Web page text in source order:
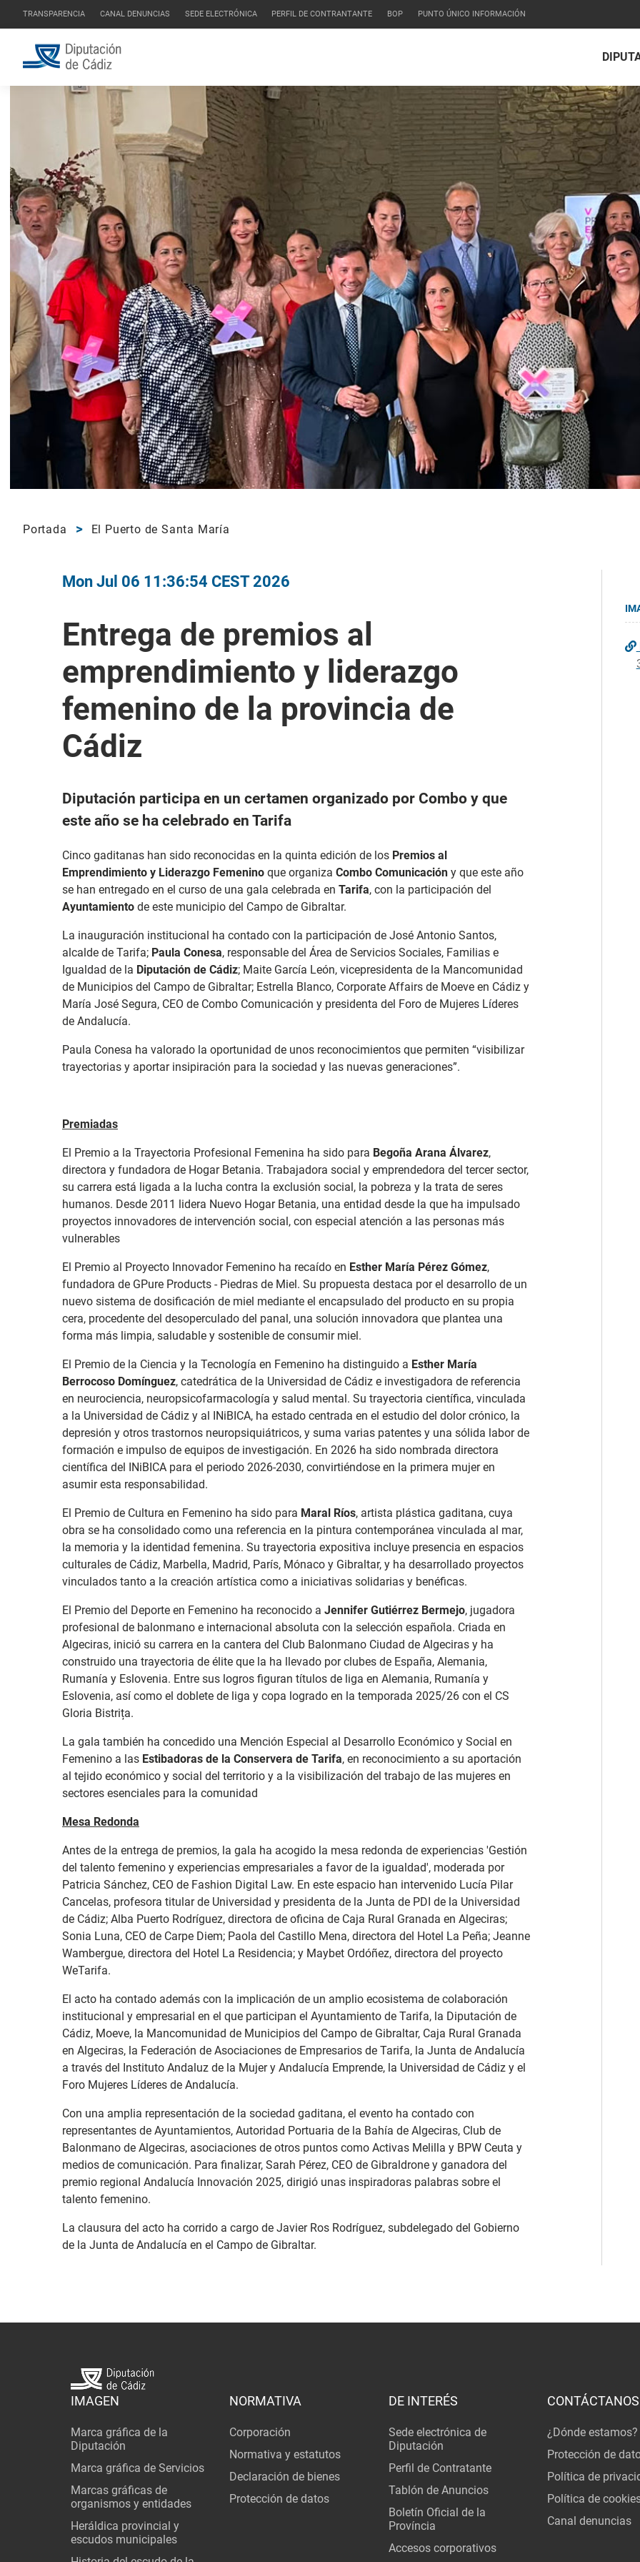
TRANSPARENCIA CANAL DENUNCIAS SEDE ELECTRÓNICA PERFIL DE CONTRANTANTE BOP PUNTO ÚNICO INFORMACIÓN
Portada El Puerto de Santa María
Mon Jul 06 11:36:54 CEST 2026
Entrega de premios al
emprendimiento y liderazgo
femenino de la provincia de
Cádiz
Diputación participa en un certamen organizado por Combo y que
este año se ha celebrado en Tarifa
Cinco gaditanas han sido reconocidas en la quinta edición de los Premios al
Emprendimiento y Liderazgo Femenino que organiza Combo Comunicación y que este año
se han entregado en el curso de una gala celebrada en Tarifa, con la participación del
Ayuntamiento de este municipio del Campo de Gibraltar.
La inauguración institucional ha contado con la participación de José Antonio Santos,
alcalde de Tarifa; Paula Conesa, responsable del Área de Servicios Sociales, Familias e
Igualdad de la Diputación de Cádiz; Maite García León, vicepresidenta de la Mancomunidad
de Municipios del Campo de Gibraltar; Estrella Blanco, Corporate Affairs de Moeve en Cádiz y
María José Segura, CEO de Combo Comunicación y presidenta del Foro de Mujeres Líderes
de Andalucía.
Paula Conesa ha valorado la oportunidad de unos reconocimientos que permiten “visibilizar
trayectorias y aportar insipiración para la sociedad y las nuevas generaciones”.
Premiadas
El Premio a la Trayectoria Profesional Femenina ha sido para Begoña Arana Álvarez,
directora y fundadora de Hogar Betania. Trabajadora social y emprendedora del tercer sector,
su carrera está ligada a la lucha contra la exclusión social, la pobreza y la trata de seres
humanos. Desde 2011 lidera Nuevo Hogar Betania, una entidad desde la que ha impulsado
proyectos innovadores de intervención social, con especial atención a las personas más
vulnerables
El Premio al Proyecto Innovador Femenino ha recaído en Esther María Pérez Gómez,
fundadora de GPure Products - Piedras de Miel. Su propuesta destaca por el desarrollo de un
nuevo sistema de dosificación de miel mediante el encapsulado del producto en su propia
cera, procedente del desoperculado del panal, una solución innovadora que plantea una
forma más limpia, saludable y sostenible de consumir miel.
El Premio de la Ciencia y la Tecnología en Femenino ha distinguido a Esther María
Berrocoso Domínguez, catedrática de la Universidad de Cádiz e investigadora de referencia
en neurociencia, neuropsicofarmacología y salud mental. Su trayectoria científica, vinculada
a la Universidad de Cádiz y al INiBICA, ha estado centrada en el estudio del dolor crónico, la
depresión y otros trastornos neuropsiquiátricos, y suma varias patentes y una sólida labor de
formación e impulso de equipos de investigación. En 2026 ha sido nombrada directora
científica del INiBICA para el periodo 2026-2030, convirtiéndose en la primera mujer en
asumir esta responsabilidad.
El Premio de Cultura en Femenino ha sido para Maral Ríos, artista plástica gaditana, cuya
obra se ha consolidado como una referencia en la pintura contemporánea vinculada al mar,
la memoria y la identidad femenina. Su trayectoria expositiva incluye presencia en espacios
culturales de Cádiz, Marbella, Madrid, París, Mónaco y Gibraltar, y ha desarrollado proyectos
vinculados tanto a la creación artística como a iniciativas solidarias y benéficas.
El Premio del Deporte en Femenino ha reconocido a Jennifer Gutiérrez Bermejo, jugadora
profesional de balonmano e internacional absoluta con la selección española. Criada en
Algeciras, inició su carrera en la cantera del Club Balonmano Ciudad de Algeciras y ha
construido una trayectoria de élite que la ha llevado por clubes de España, Alemania,
Rumanía y Eslovenia. Entre sus logros figuran títulos de liga en Alemania, Rumanía y
Eslovenia, así como el doblete de liga y copa logrado en la temporada 2025/26 con el CS
Gloria Bistrița.
La gala también ha concedido una Mención Especial al Desarrollo Económico y Social en
Femenino a las Estibadoras de la Conservera de Tarifa, en reconocimiento a su aportación
al tejido económico y social del territorio y a la visibilización del trabajo de las mujeres en
sectores esenciales para la comunidad
Mesa Redonda
Antes de la entrega de premios, la gala ha acogido la mesa redonda de experiencias 'Gestión
del talento femenino y experiencias empresariales a favor de la igualdad', moderada por
Patricia Sánchez, CEO de Fashion Digital Law. En este espacio han intervenido Lucía Pilar
Cancelas, profesora titular de Universidad y presidenta de la Junta de PDI de la Universidad
de Cádiz; Alba Puerto Rodríguez, directora de oficina de Caja Rural Granada en Algeciras;
Sonia Luna, CEO de Carpe Diem; Paola del Castillo Mena, directora del Hotel La Peña; Jeanne
Wambergue, directora del Hotel La Residencia; y Maybet Ordóñez, directora del proyecto
WeTarifa.
El acto ha contado además con la implicación de un amplio ecosistema de colaboración
institucional y empresarial en el que participan el Ayuntamiento de Tarifa, la Diputación de
Cádiz, Moeve, la Mancomunidad de Municipios del Campo de Gibraltar, Caja Rural Granada
en Algeciras, la Federación de Asociaciones de Empresarios de Tarifa, la Junta de Andalucía
a través del Instituto Andaluz de la Mujer y Andalucía Emprende, la Universidad de Cádiz y el
Foro Mujeres Líderes de Andalucía.
Con una amplia representación de la sociedad gaditana, el evento ha contado con
representantes de Ayuntamientos, Autoridad Portuaria de la Bahía de Algeciras, Club de
Balonmano de Algeciras, asociaciones de otros puntos como Activas Melilla y BPW Ceuta y
medios de comunicación. Para finalizar, Sarah Pérez, CEO de Gibraldrone y ganadora del
premio regional Andalucía Innovación 2025, dirigió unas inspiradoras palabras sobre el
talento femenino.
La clausura del acto ha corrido a cargo de Javier Ros Rodríguez, subdelegado del Gobierno
de la Junta de Andalucía en el Campo de Gibraltar.
IMAGEN
Marca gráfica de la
Diputación
Marca gráfica de Servicios
Marcas gráficas de
organismos y entidades
Heráldica provincial y
escudos municipales
NORMATIVA
Corporación
Normativa y estatutos
Declaración de bienes
Protección de datos
DE INTERÉS
Sede electrónica de
Diputación
Perfil de Contratante
Tablón de Anuncios
Boletín Oficial de la
Província
Accesos corporativos
CONTÁCTANOS
¿Dónde estamos?
Protección de
Política de
Política de
Canal denuncias